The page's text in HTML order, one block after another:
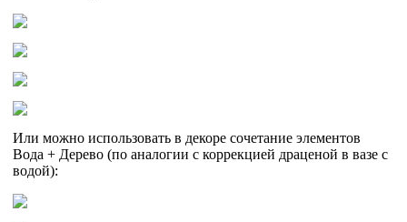
Или можно использовать в декоре сочетание элементов
Вода + Дерево (по аналогии с коррекцией драценой в вазе с
водой):